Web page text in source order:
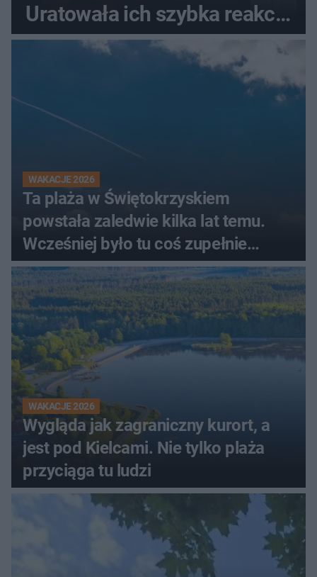
Uratowała ich szybka reakcja
świadków
WAKACJE 2026
Ta plaża w Świętokrzyskiem
powstała zaledwie kilka lat temu.
Wcześniej było tu coś zupełnie
innego
WAKACJE 2026
Wygląda jak zagraniczny kurort, a
jest pod Kielcami. Nie tylko plaża
przyciąga tu ludzi